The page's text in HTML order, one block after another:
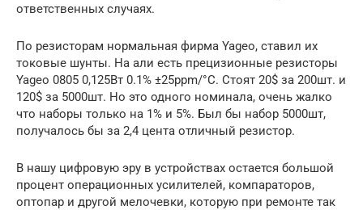
ответственных случаях.
По резисторам нормальная фирма Yageo, ставил их
токовые шунты. На али есть прецизионные резисторы
Yageo 0805 0,125Вт 0.1% ±25ppm/°C. Стоят 20$ за 200шт. и
120$ за 5000шт. Но это одного номинала, очень жалко
что наборы только на 1% и 5%. Был бы набор 5000шт,
получалось бы за 2,4 цента отличный резистор.
В нашу цифровую эру в устройствах остается большой
процент операционных усилителей, компараторов,
оптопар и другой мелочевки, которую при ремонте так